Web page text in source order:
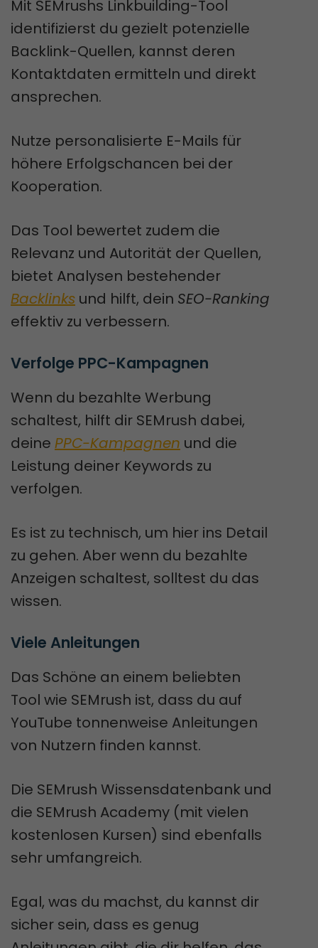
Mit SEMrushs Linkbuilding-Tool
identifizierst du gezielt potenzielle
Backlink-Quellen, kannst deren
Kontaktdaten ermitteln und direkt
ansprechen.
Nutze personalisierte E-Mails für
höhere Erfolgschancen bei der
Kooperation.
Das Tool bewertet zudem die
Relevanz und Autorität der Quellen,
bietet Analysen bestehender
Backlinks und hilft, dein SEO-Ranking
effektiv zu verbessern.
Verfolge PPC-Kampagnen
Wenn du bezahlte Werbung
schaltest, hilft dir SEMrush dabei,
deine PPC-Kampagnen und die
Leistung deiner Keywords zu
verfolgen.
Es ist zu technisch, um hier ins Detail
zu gehen. Aber wenn du bezahlte
Anzeigen schaltest, solltest du das
wissen.
Viele Anleitungen
Das Schöne an einem beliebten
Tool wie SEMrush ist, dass du auf
YouTube tonnenweise Anleitungen
von Nutzern finden kannst.
Die SEMrush Wissensdatenbank und
die SEMrush Academy (mit vielen
kostenlosen Kursen) sind ebenfalls
sehr umfangreich.
Egal, was du machst, du kannst dir
sicher sein, dass es genug